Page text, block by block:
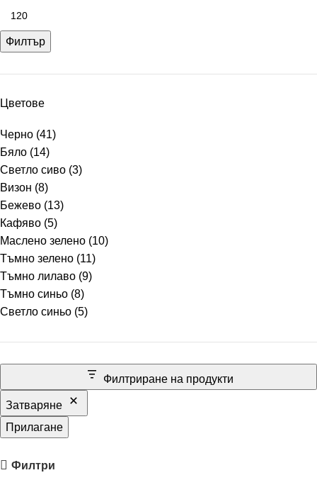
Филтър
Цветове
Черно (41)
Бяло (14)
Светло сиво (3)
Визон (8)
Бежево (13)
Кафяво (5)
Маслено зелено (10)
Тъмно зелено (11)
Тъмно лилаво (9)
Тъмно синьо (8)
Светло синьо (5)
Филтриране на продукти
Затваряне
Прилагане
Филтри